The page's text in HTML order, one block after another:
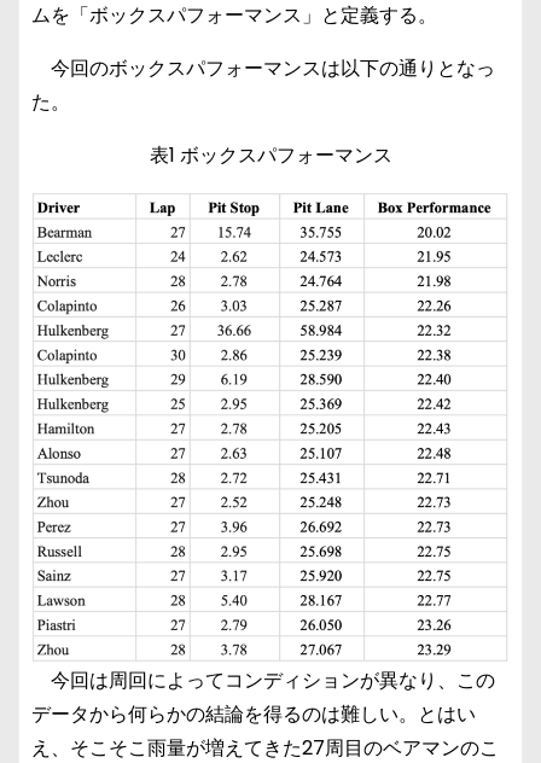
ムを「ボックスパフォーマンス」と定義する。
今回のボックスパフォーマンスは以下の通りとなっ
た。
表1 ボックスパフォーマンス
今回は周回によってコンディションが異なり、この
データから何らかの結論を得るのは難しい。とはい
え、そこそこ雨量が増えてきた27周目のベアマンのこ